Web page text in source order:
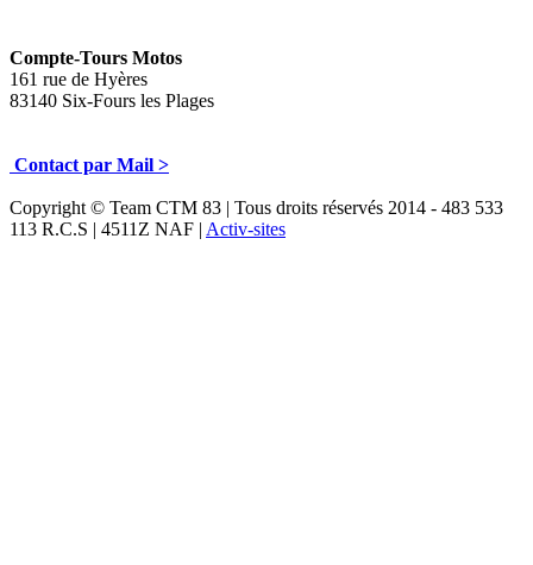
Compte-Tours Motos
161 rue de Hyères
83140 Six-Fours les Plages
Contact par Mail >
Copyright © Team CTM 83 | Tous droits réservés 2014 - 483 533
113 R.C.S | 4511Z NAF | Activ-sites